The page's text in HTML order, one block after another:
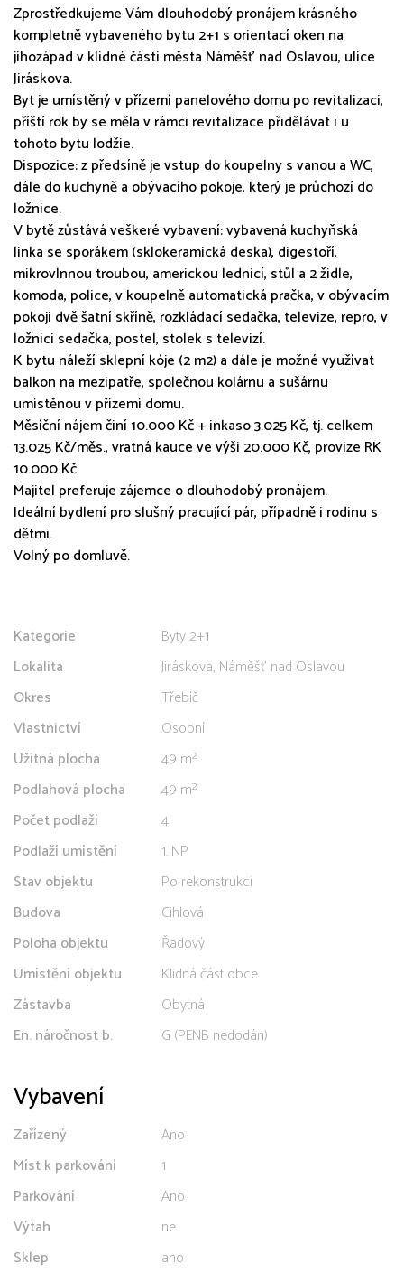
Zprostředkujeme Vám dlouhodobý pronájem krásného
kompletně vybaveného bytu 2+1 s orientací oken na
jihozápad v klidné části města Náměšť nad Oslavou, ulice
Jiráskova.
Byt je umístěný v přízemí panelového domu po revitalizaci,
příští rok by se měla v rámci revitalizace přidělávat i u
tohoto bytu lodžie.
Dispozice: z předsíně je vstup do koupelny s vanou a WC,
dále do kuchyně a obývacího pokoje, který je průchozí do
ložnice.
V bytě zůstává veškeré vybavení: vybavená kuchyňská
linka se sporákem (sklokeramická deska), digestoří,
mikrovlnnou troubou, americkou lednicí, stůl a 2 židle,
komoda, police, v koupelně automatická pračka, v obývacím
pokoji dvě šatní skříně, rozkládací sedačka, televize, repro, v
ložnici sedačka, postel, stolek s televizí.
K bytu náleží sklepní kóje (2 m2) a dále je možné využívat
balkon na mezipatře, společnou kolárnu a sušárnu
umístěnou v přízemí domu.
Měsíční nájem činí 10.000 Kč + inkaso 3.025 Kč, tj. celkem
13.025 Kč/měs., vratná kauce ve výši 20.000 Kč, provize RK
10.000 Kč.
Majitel preferuje zájemce o dlouhodobý pronájem.
Ideální bydlení pro slušný pracující pár, případně i rodinu s
dětmi.
Volný po domluvě.
Kategorie
Byty 2+1
Lokalita
Jiráskova, Náměšť nad Oslavou
Okres
Třebíč
Vlastnictví
Osobní
Užitná plocha
49 m²
Podlahová plocha
49 m²
Počet podlaží
4
Podlaží umístění
1. NP
Stav objektu
Po rekonstrukci
Budova
Cihlová
Poloha objektu
Řadový
Umístění objektu
Klidná část obce
Zástavba
Obytná
En. náročnost b.
G (PENB nedodán)
Vybavení
Zařízený
Ano
Míst k parkování
1
Parkování
Ano
Výtah
ne
Sklep
ano